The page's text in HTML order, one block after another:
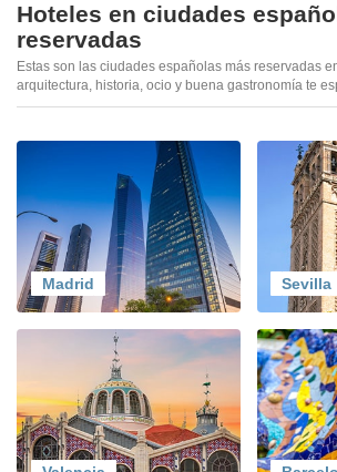
Hoteles en ciudades
reservadas
Estas son las ciudades españolas más reservadas
arquitectura, historia, ocio y buena gastronomía te
Madrid Sevilla